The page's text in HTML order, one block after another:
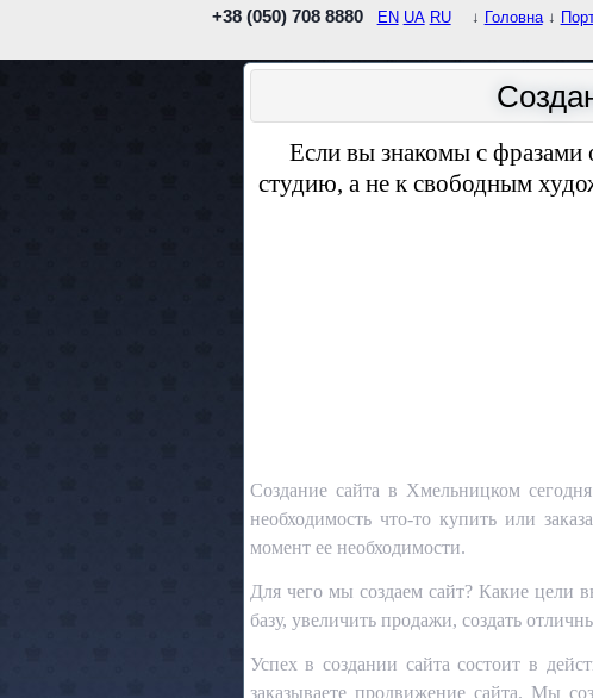
+38 (050) 708 8880 EN UA RU ↓ Головна↓
Если вы знакомы с фразами
студию, а не к свободным
Создание сайта в Хмельницком
необходимость что-то купить или
момент ее необходимости.
Для чего мы создаем сайт? Какие цели
базу, увеличить продажи, создать
Успех в создании сайта состоит в
заказываете продвижение сайта. Мы